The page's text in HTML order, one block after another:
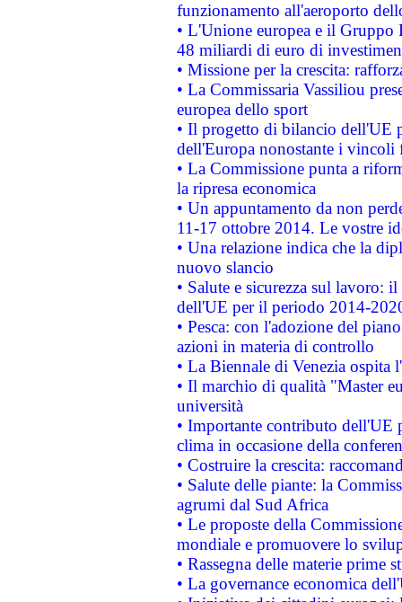
funzionamento all'aeroporto
• L'Unione europea e il
48 miliardi di euro di
• Missione per la crescita:
• La Commissaria Vassiliou
europea dello sport
• Il progetto di bilancio dell'UE
dell'Europa nonostante i vincoli
• La Commissione punta a
la ripresa economica
• Un appuntamento da non
11-17 ottobre 2014. Le vostre
• Una relazione indica che la
nuovo slancio
• Salute e sicurezza sul lavoro:
dell'UE per il periodo 2014-
• Pesca: con l'adozione del
azioni in materia di controllo
• La Biennale di Venezia ospita
• Il marchio di qualità "Master
università
• Importante contributo dell'UE
clima in occasione della
• Costruire la crescita:
• Salute delle piante: la
agrumi dal Sud Africa
• Le proposte della
mondiale e promuovere lo
• Rassegna delle materie prime
• La governance economica